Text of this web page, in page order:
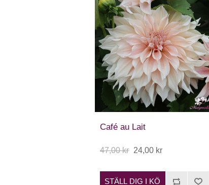
Café au Lait
47,00 kr 24,00 kr
STÄLL DIG I KÖ